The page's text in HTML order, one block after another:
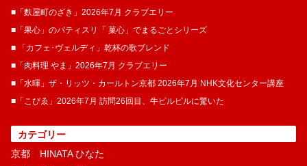
■「麩屋町のざき」2026年7月 クラブエリー
■「果心」のパティスリ「 菓​心」でまるごとシリーズ
■ 「カフェ･ヴェルディ」乾杯の歌ブレンド
■「肉料理 やま」2026年7月 クラブエリー
■「水暉」ザ・リッツ・カールトン京都 2026年7月 NHK文化センター講座
■「こぴゑ」2026年7月 訪問26回目、牛ピルピルに驚いた
カテゴリー
京都 HINATA ひなた